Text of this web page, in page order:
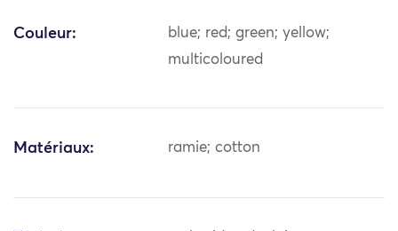
Couleur:
blue; red; green; yellow;
multicoloured
Matériaux: ramie; cotton